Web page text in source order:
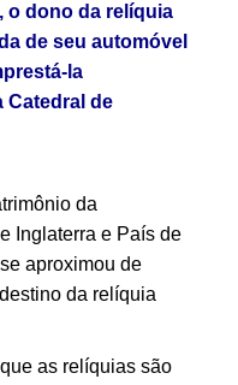
o dono da relíquia
de seu automóvel
la
Catedral de
da
Inglaterra e País de
aproximou de
da relíquia
as relíquias são